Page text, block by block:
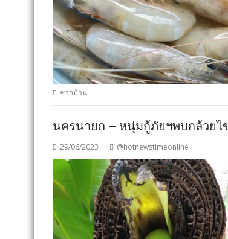
ชาวบ้าน
นครนายก – หนุ่มกู้ภัยฯพบกล้วยไ
29/06/2023 @hotnewstimeonline